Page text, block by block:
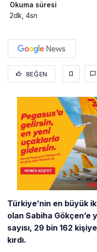
Okuma süresi
2dk, 4sn
BEĞEN
Türkiye’nin en büyük
olan Sabiha Gökçen’e
sayısı, 29 bin 162
kırdı.